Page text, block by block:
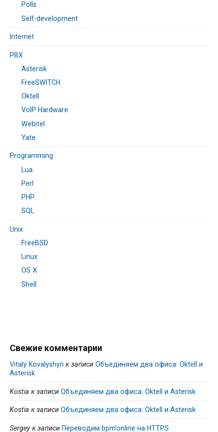
Polls
Self-development
Internet
PBX
Asterisk
FreeSWITCH
Oktell
VoIP Hardware
Webitel
Yate
Programming
Lua
Perl
PHP
SQL
Unix
FreeBSD
Linux
OS X
Shell
Свежие комментарии
Vitaly Kovalyshyn к записи Объединяем два офиса: Oktell и
Asterisk
Kostia к записи Объединяем два офиса: Oktell и Asterisk
Kostia к записи Объединяем два офиса: Oktell и Asterisk
Sergey к записи Переводим bpm’online на HTTPS